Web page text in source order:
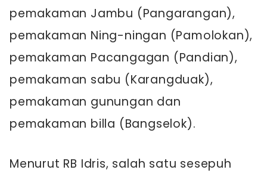
pemakaman Jambu (Pangarangan),
pemakaman Ning-ningan (Pamolokan),
pemakaman Pacangagan (Pandian),
pemakaman sabu (Karangduak),
pemakaman gunungan dan
pemakaman billa (Bangselok).
Menurut RB Idris, salah satu sesepuh